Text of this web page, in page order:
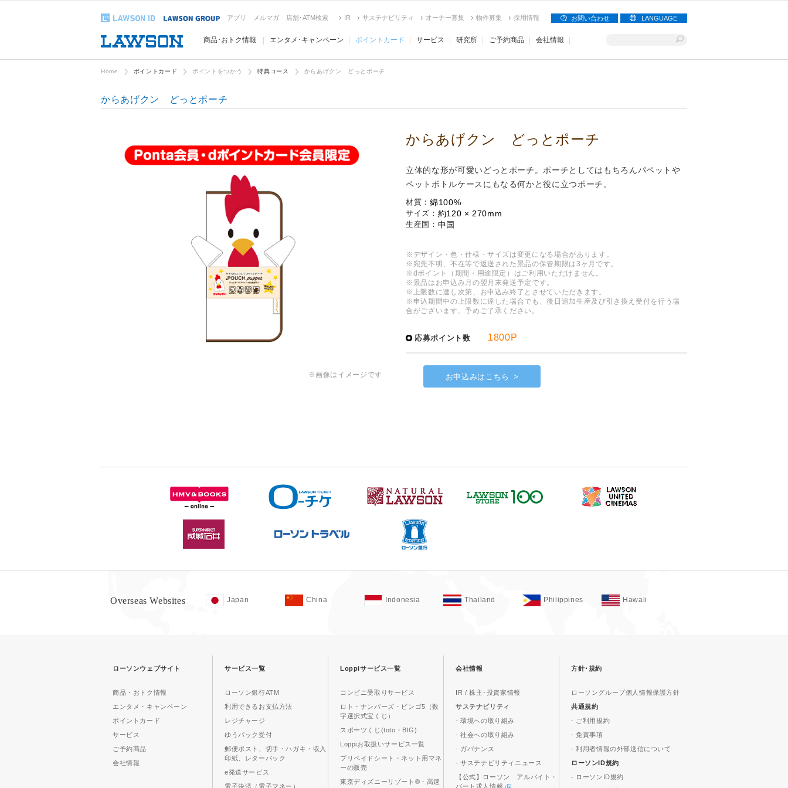
アプリ メルマガ 店舗･ATM検索 IR サステナビリティ オーナー募集 物件募集 採用情報 お問い合わせ LANGUAGE
商品･おトク情報 エンタメ･キャンペーン ポイントカード サービス 研究所 ご予約商品 会社情報
Home ポイントカード ポイントをつかう 特典コース からあげクン どっとポーチ
からあげクン どっとポーチ
※画像はイメージです
からあげクン どっとポーチ
立体的な形が可愛いどっとポーチ。ポーチとしてはもちろんパペットや
ペットボトルケースにもなる何かと役に立つポーチ。
材質 綿100%
サイズ 約120 × 270mm
生産国 中国
※デザイン・色・仕様・サイズは変更になる場合があります。
※宛先不明、不在等で返送された景品の保管期限は3ヶ月です。
※dポイント（期間・用途限定）はご利用いただけません。
※景品はお申込み月の翌月末発送予定です。
※上限数に達し次第、お申込み終了とさせていただきます。
※申込期間中の上限数に達した場合でも、後日追加生産及び引き換え受付を行う場
合がございます。予めご了承ください。
応募ポイント数 1800P
お申込みはこちら
Overseas Websites Japan China Indonesia Thailand Philippines Hawaii
ローソンウェブサイト
商品・おトク情報
エンタメ・キャンペーン
ポイントカード
サービス
ご予約商品
会社情報
サービス一覧
ローソン銀行ATM
利用できるお支払方法
レジチャージ
ゆうパック受付
郵便ポスト、切手・ハガキ・収入
印紙、レターパック
e発送サービス
電子決済（電子マネー）
Loppiサービス一覧
コンビニ受取りサービス
ロト・ナンバーズ・ビンゴ5（数
字選択式宝くじ）
スポーツくじ(toto・BIG)
Loppiお取扱いサービス一覧
プリペイドシート・ネット用マネ
ーの販売
東京ディズニーリゾート®・高速
会社情報
IR / 株主･投資家情報
サステナビリティ
- 環境への取り組み
- 社会への取り組み
- ガバナンス
- サステナビリティニュース
【公式】ローソン アルバイト・
パート求人情報
方針･規約
ローソングループ個人情報保護方針
共通規約
- ご利用規約
- 免責事項
- 利用者情報の外部送信について
ローソンID規約
- ローソンID規約